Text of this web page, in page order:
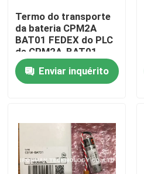
Termo do transporte
da bateria CPM2A
BAT01 FEDEX do PLC
de CPM2A-BAT01
3.6V 1000mAh Omron
Enviar inquérito